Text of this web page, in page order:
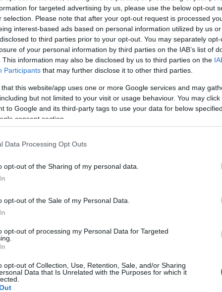
for targeted advertising by us, please use the below opt-out
selection. Please note that after your opt-out request is processed
interest-based ads based on personal information utilized by us
to third parties prior to your opt-out. You may separately
of your personal information by third parties on the IAB’s list of
This information may also be disclosed by us to third parties on the
Participants that may further disclose it to other third parties.
that this website/app uses one or more Google services and may
but not limited to your visit or usage behaviour. You may
to Google and its third-party tags to use your data for below
consent section.
Data Processing Opt Outs
opt-out of the Sharing of my personal data.
opt-out of the Sale of my Personal Data.
opt-out of processing my Personal Data for Targeted
opt-out of Collection, Use, Retention, Sale, and/or Sharing
Data that Is Unrelated with the Purposes for which it
Πελοπόννησο, τηνανατολική Στερεά, τηνΕύβοια, τη
από τιςπρομεσημβρινές ώρες μέχρι
ΔΙΑΦΗΜΙΣΗ